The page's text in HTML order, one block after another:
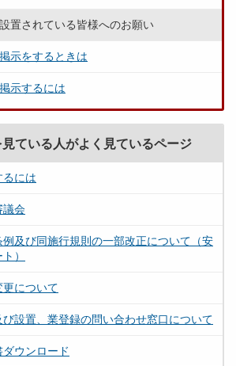
置されている皆様へのお願い
示をするときは
示するには
ている人がよく見ているページ
るには
議会
及び同施行規則の一部改正について（安
）
について
設置、業登録の問い合わせ窓口について
ウンロード